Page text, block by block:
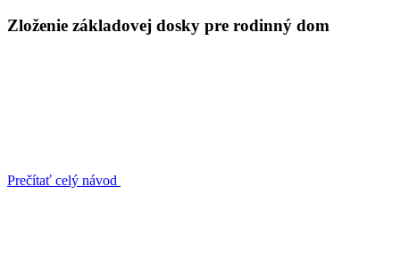
Zloženie základovej dosky pre rodinný dom
Prečítať celý návod